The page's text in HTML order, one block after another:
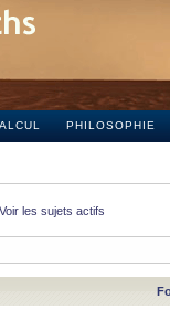
PHILOSOPHIE
Voir les sujets actifs